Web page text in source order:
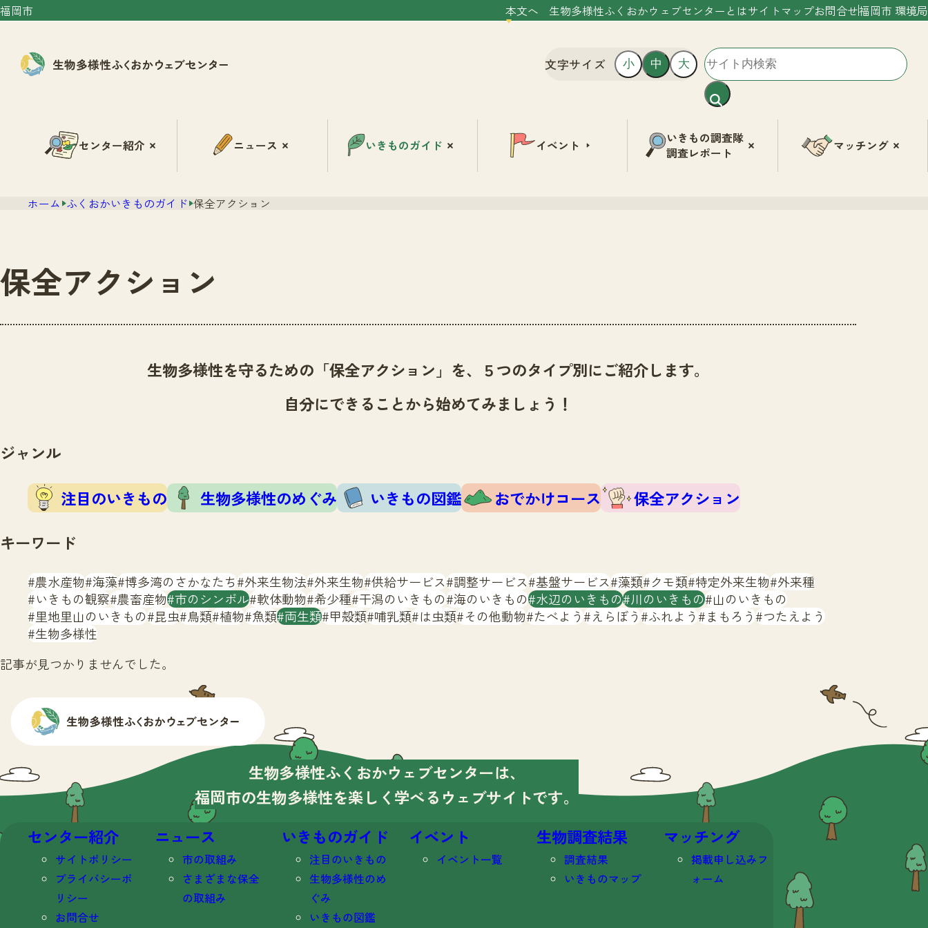
福岡市 本文へ 生物多様性ふくおかウェブセンターとはサイトマップお問合せ福岡市 環境局
文字サイズ 小 中 大
センター紹介 ニュース いきものガイド イベント
いきもの調査隊
調査レポート
マッチング
ホーム ふくおかいきものガイド 保全アクション
保全アクション
生物多様性を守るための「保全アクション」を、５つのタイプ別にご紹介します。
自分にできることから始めてみましょう！
ジャンル
注目のいきもの 生物多様性のめぐみ いきもの図鑑 おでかけコース
保全アクション
キーワード
農水産物 海藻 博多湾のさかなたち 外来生物法 外来生物 供給サービス 調整サービス 基盤サービス 藻類 クモ類 特定外来生物 外来種
いきもの観察 農畜産物 市のシンボル 軟体動物 希少種 干潟のいきもの 海のいきもの 水辺のいきもの 川のいきもの 山のいきもの
里地里山のいきもの 昆虫 鳥類 植物 魚類 両生類 甲殻類 哺乳類 は虫類 その他動物 たべよう えらぼう ふれよう まもろう つたえよう
生物多様性
記事が見つかりませんでした。
生物多様性ふくおかウェブセンターは、
福岡市の生物多様性を楽しく学べる ウェブサイトです。
センター紹介
サイトポリシー
プライバシーポ
リシー
お問合せ
ニュース
市の取組み
さまざまな保全
の取組み
いきものガイド
注目のいきもの
生物多様性のめ
ぐみ
いきもの図鑑
イベント
イベント一覧
生物調査結果
調査結果
いきものマップ
マッチング
掲載申し込みフ
ォーム